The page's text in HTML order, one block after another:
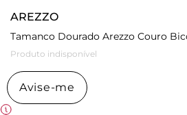
AREZZO
Produto indisponível
Avise-me